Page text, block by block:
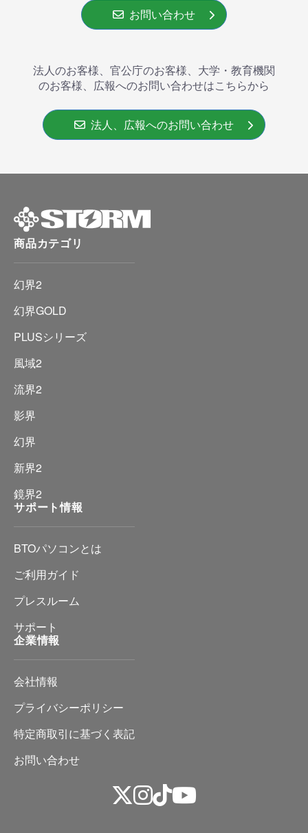
お問い合わせ
法人のお客様、官公庁のお客様、大学・教育機関
のお客様、広報へのお問い合わせはこちらから
法人、広報へのお問い合わせ
商品カテゴリ
幻界2
幻界GOLD
PLUSシリーズ
風域2
流界2
影界
幻界
新界2
鏡界2
サポート情報
BTOパソコンとは
ご利用ガイド
プレスルーム
サポート
企業情報
会社情報
プライバシーポリシー
特定商取引に基づく表記
お問い合わせ